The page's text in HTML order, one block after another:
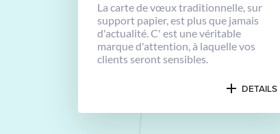
La carte de vœux traditionnelle, sur
support papier, est plus que jamais
d'actualité. C' est une véritable
marque d'attention, à laquelle vos
clients seront sensibles.
DETAILS